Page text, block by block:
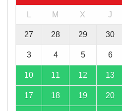
M X J
27 28 29 30
3 4 5 6
10 11 12 13
17 18 19 20